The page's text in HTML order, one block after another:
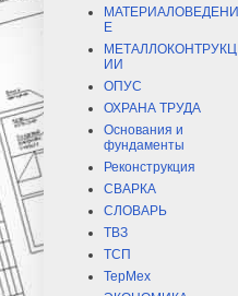
МАТЕРИАЛОВЕДЕНИ
Е
МЕТАЛЛОКОНТРУКЦ
ИИ
ОПУС
ОХРАНА ТРУДА
Основания и
фундаменты
Реконструкция
СВАРКА
СЛОВАРЬ
ТВЗ
ТСП
ТерМех